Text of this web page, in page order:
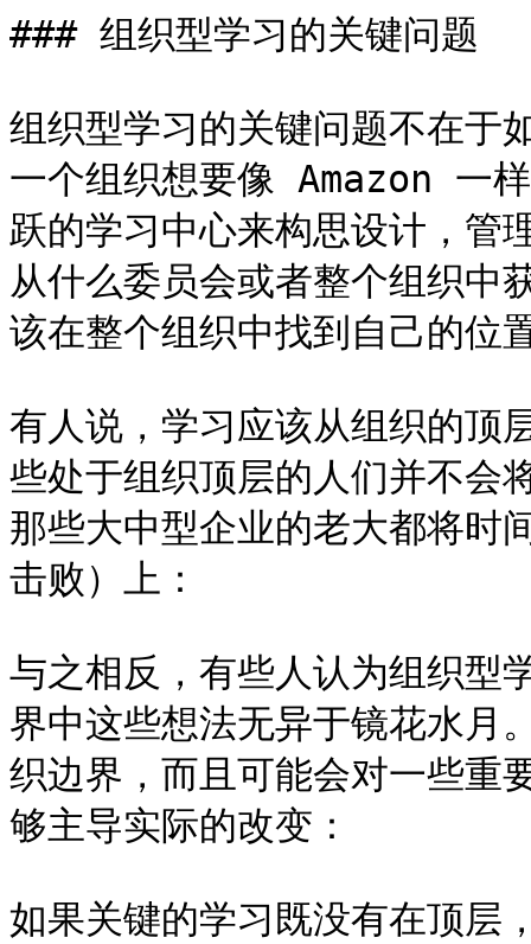
### 组织型学习的关键问题
组织型学习的关键问题不在于
一个组织想要像 Amazon 一
跃的学习中心来构思设计，管
从什么委员会或者整个组织中
该在整个组织中找到自己的位
有人说，学习应该从组织的顶
些处于组织顶层的人们并不会
那些大中型企业的老大都将时
击败）上：
与之相反，有些人认为组织型
界中这些想法无异于镜花水月
织边界，而且可能会对一些重
够主导实际的改变：
如果关键的学习既没有在顶层